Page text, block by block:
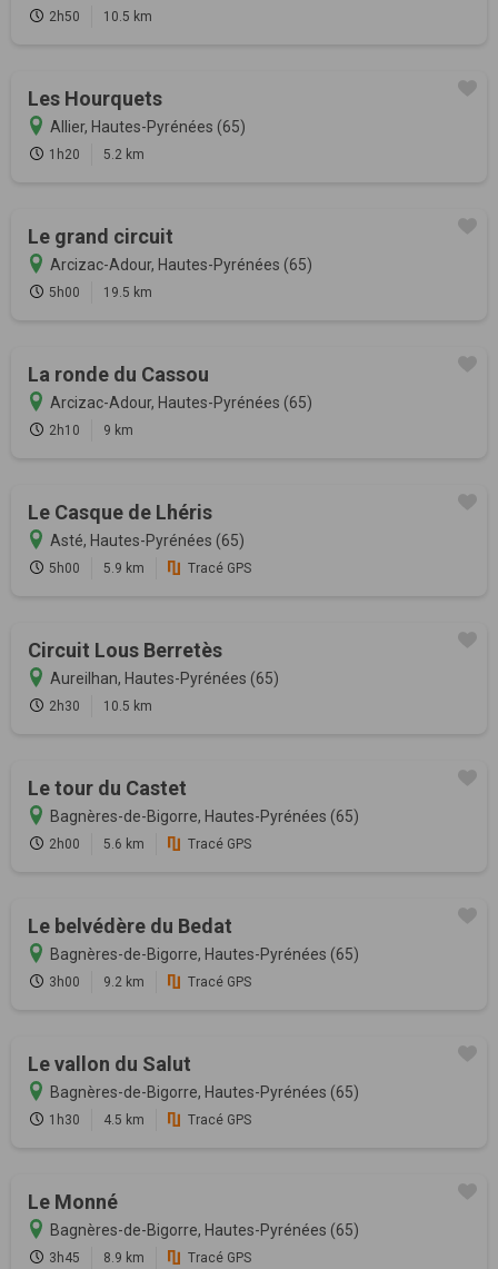
2h50 10.5 km
Les Hourquets
Allier, Hautes-Pyrénées (65)
1h20 5.2 km
Le grand circuit
Arcizac-Adour, Hautes-Pyrénées (65)
5h00 19.5 km
La ronde du Cassou
Arcizac-Adour, Hautes-Pyrénées (65)
2h10 9 km
Le Casque de Lhéris
Asté, Hautes-Pyrénées (65)
5h00 5.9 km Tracé GPS
Circuit Lous Berretès
Aureilhan, Hautes-Pyrénées (65)
2h30 10.5 km
Le tour du Castet
Bagnères-de-Bigorre, Hautes-Pyrénées (65)
2h00 5.6 km Tracé GPS
Le belvédère du Bedat
Bagnères-de-Bigorre, Hautes-Pyrénées (65)
3h00 9.2 km Tracé GPS
Le vallon du Salut
Bagnères-de-Bigorre, Hautes-Pyrénées (65)
1h30 4.5 km Tracé GPS
Le Monné
Bagnères-de-Bigorre, Hautes-Pyrénées (65)
3h45 8.9 km Tracé GPS